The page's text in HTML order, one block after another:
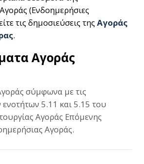
(Ενδοημερήσιες
τις δημοσιεύσεις της Αγοράς
.
Αγοράς
σύμφωνα με τις
5.11 και 5.15 του
Αγοράς Επόμενης
Αγοράς.